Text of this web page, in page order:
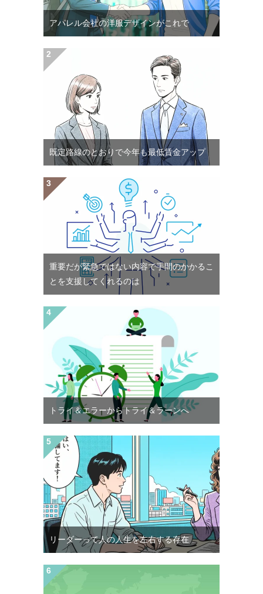
アパレル会社の洋服デザインがこれで
既定路線のとおりで今年も最低賃金アップ
重要だが緊急ではない内容で手間のかかるこ
とを支援してくれるのは
トライ＆エラーからトライ＆ラーンへ
リーダーって人の人生を左右する存在